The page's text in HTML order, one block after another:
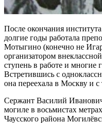
После окончания
долгие годы работала
Мотыгино (конечно не
организатором
ступень в работе и
Встретившись с
она переехала в Москву и
Сержант Василий
могиле в восьмистах
Чаусского района